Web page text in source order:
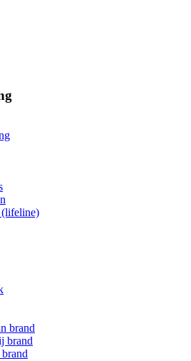
brand
brand